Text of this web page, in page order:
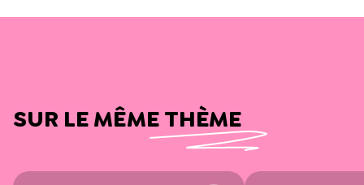
SUR LE MÊME THÈME